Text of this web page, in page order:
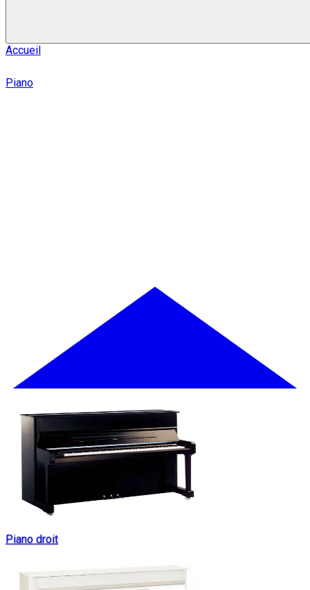
Accueil
Piano
Piano droit